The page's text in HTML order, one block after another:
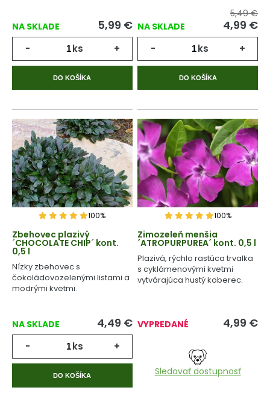
NA SKLADE 5,99 €
- ks +
DO KOŠÍKA
NA SKLADE
5,49 €
4,99 €
- ks +
DO KOŠÍKA
100%
Zbehovec plazivý
´CHOCOLATE CHIP´ kont.
0,5 l
Nízky zbehovec s
čokoládovozelenými listami a
modrými kvetmi.
NA SKLADE 4,49 €
- ks +
DO KOŠÍKA
100%
Zimozeleň menšia
´ATROPURPUREA´ kont. 0,5 l
Plazivá, rýchlo rastúca trvalka
s cyklámenovými kvetmi
vytvárajúca hustý koberec.
VYPREDANÉ 4,99 €
Sledovať dostupnosť